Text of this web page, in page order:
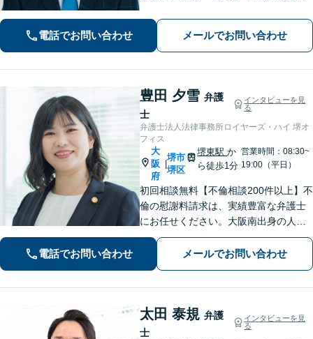
利な条件での慰謝料・離婚【労働問
題】ハラスメント事案の実績／裁判を
見据えて加害者・会社と交渉【土日祝
対応】
電話でお問い合わせ メールでお問い合わせ
豊田 夕雪 弁護
士
インタビューを見
る
弁護士法人法律事務所ロイヤーズ・ハイ 堺オ
フィス
大
阪
府
|
堺市
堺区
堺東駅か
ら徒歩1分
営業時間：08:30~
19:00（平日）
初回相談無料【不倫相談200件以上】不
倫の慰謝料請求は、実績豊富な弁護士
にお任せください。大阪南出身の人情
派弁護士が対応【交通事故も強い】交
通事故に遭われてお困りの方はお気軽
にお電話ください【当日／夜間／休日
電話でお問い合わせ メールでお問い合わせ
太田 泰規 弁護
士
インタビューを見
る